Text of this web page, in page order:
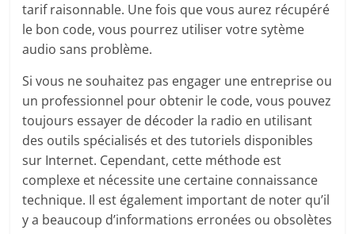
tarif raisonnable. Une fois que vous aurez récupéré
le bon code, vous pourrez utiliser votre sytème
audio sans problème.
Si vous ne souhaitez pas engager une entreprise ou
un professionnel pour obtenir le code, vous pouvez
toujours essayer de décoder la radio en utilisant
des outils spécialisés et des tutoriels disponibles
sur Internet. Cependant, cette méthode est
complexe et nécessite une certaine connaissance
technique. Il est également important de noter qu’il
y a beaucoup d’informations erronées ou obsolètes